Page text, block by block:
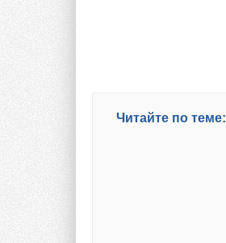
Читайте по теме: